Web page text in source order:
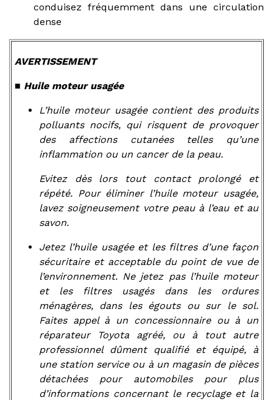
conduisez fréquemment dans une circulation
dense
AVERTISSEMENT
■ Huile moteur usagée
L’huile moteur usagée contient des produits
polluants nocifs, qui risquent de provoquer
des affections cutanées telles qu’une
inflammation ou un cancer de la peau.
Evitez dès lors tout contact prolongé et
répété. Pour éliminer l’huile moteur usagée,
lavez soigneusement votre peau à l’eau et au
savon.
Jetez l’huile usagée et les filtres d’une façon
sécuritaire et acceptable du point de vue de
l’environnement. Ne jetez pas l’huile moteur
et les filtres usagés dans les ordures
ménagères, dans les égouts ou sur le sol.
Faites appel à un concessionnaire ou à un
réparateur Toyota agréé, ou à tout autre
professionnel dûment qualifié et équipé, à
une station service ou à un magasin de pièces
détachées pour automobiles pour plus
d’informations concernant le recyclage et la